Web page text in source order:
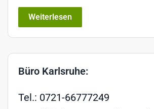
Weiterlesen
Büro Karlsruhe:
Tel.: 0721-66777249